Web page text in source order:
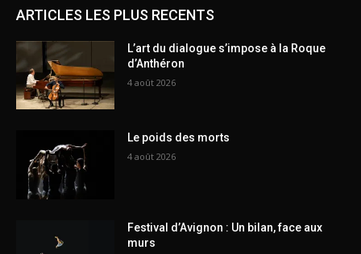
ARTICLES LES PLUS RECENTS
L’art du dialogue s’impose à la Roque
d’Anthéron
4 août 2026
Le poids des morts
4 août 2026
Festival d’Avignon : Un bilan, face aux
murs